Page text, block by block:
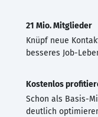
21 Mio. Mitglieder
Knüpf neue
besseres Job-
Kostenlos
Schon als Basis-
deutlich